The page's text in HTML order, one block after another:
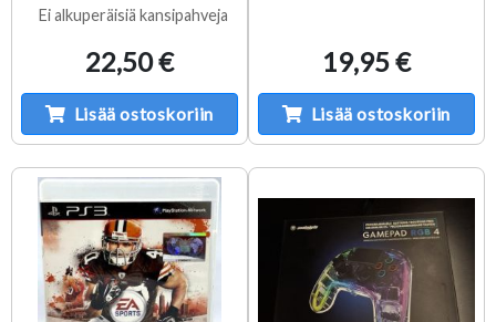
Ei alkuperäisiä kansipahveja
22,50 €
Lisää ostoskoriin
19,95 €
Lisää ostoskoriin